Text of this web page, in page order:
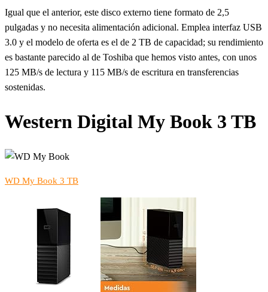
Igual que el anterior, este disco externo tiene formato de 2,5
pulgadas y no necesita alimentación adicional. Emplea interfaz USB
3.0 y el modelo de oferta es el de 2 TB de capacidad; su rendimiento
es bastante parecido al de Toshiba que hemos visto antes, con unos
125 MB/s de lectura y 115 MB/s de escritura en transferencias
sostenidas.
Western Digital My Book 3 TB
WD My Book 3 TB